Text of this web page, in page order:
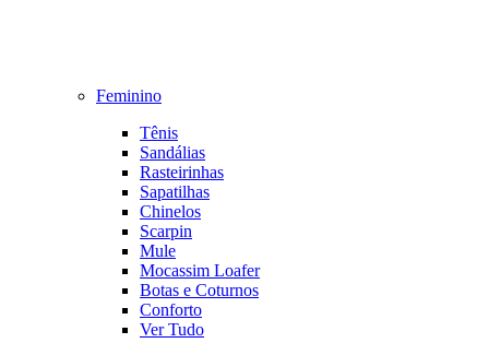
Feminino
Tênis
Sandálias
Rasteirinhas
Sapatilhas
Chinelos
Scarpin
Mule
Mocassim Loafer
Botas e Coturnos
Conforto
Ver Tudo